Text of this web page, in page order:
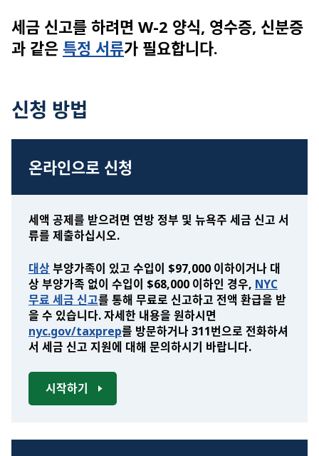
세금 신고를 하려면 W-2 양식, 영수증, 신분증
과 같은 특정 서류가 필요합니다.
신청 방법
온라인으로 신청
세액 공제를 받으려면 연방 정부 및 뉴욕주 세금 신고 서
류를 제출하십시오.
대상 부양가족이 있고 수입이 $97,000 이하이거나 대
상 부양가족 없이 수입이 $68,000 이하인 경우, NYC
무료 세금 신고를 통해 무료로 신고하고 전액 환급을 받
을 수 있습니다. 자세한 내용을 원하시면
nyc.gov/taxprep를 방문하거나 311번으로 전화하셔
서 세금 신고 지원에 대해 문의하시기 바랍니다.
시작하기